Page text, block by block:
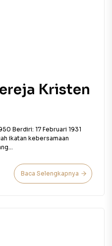
Kristen
Berdiri: 17 Februari 1931
ikatan kebersamaan
Baca Selengkapnya